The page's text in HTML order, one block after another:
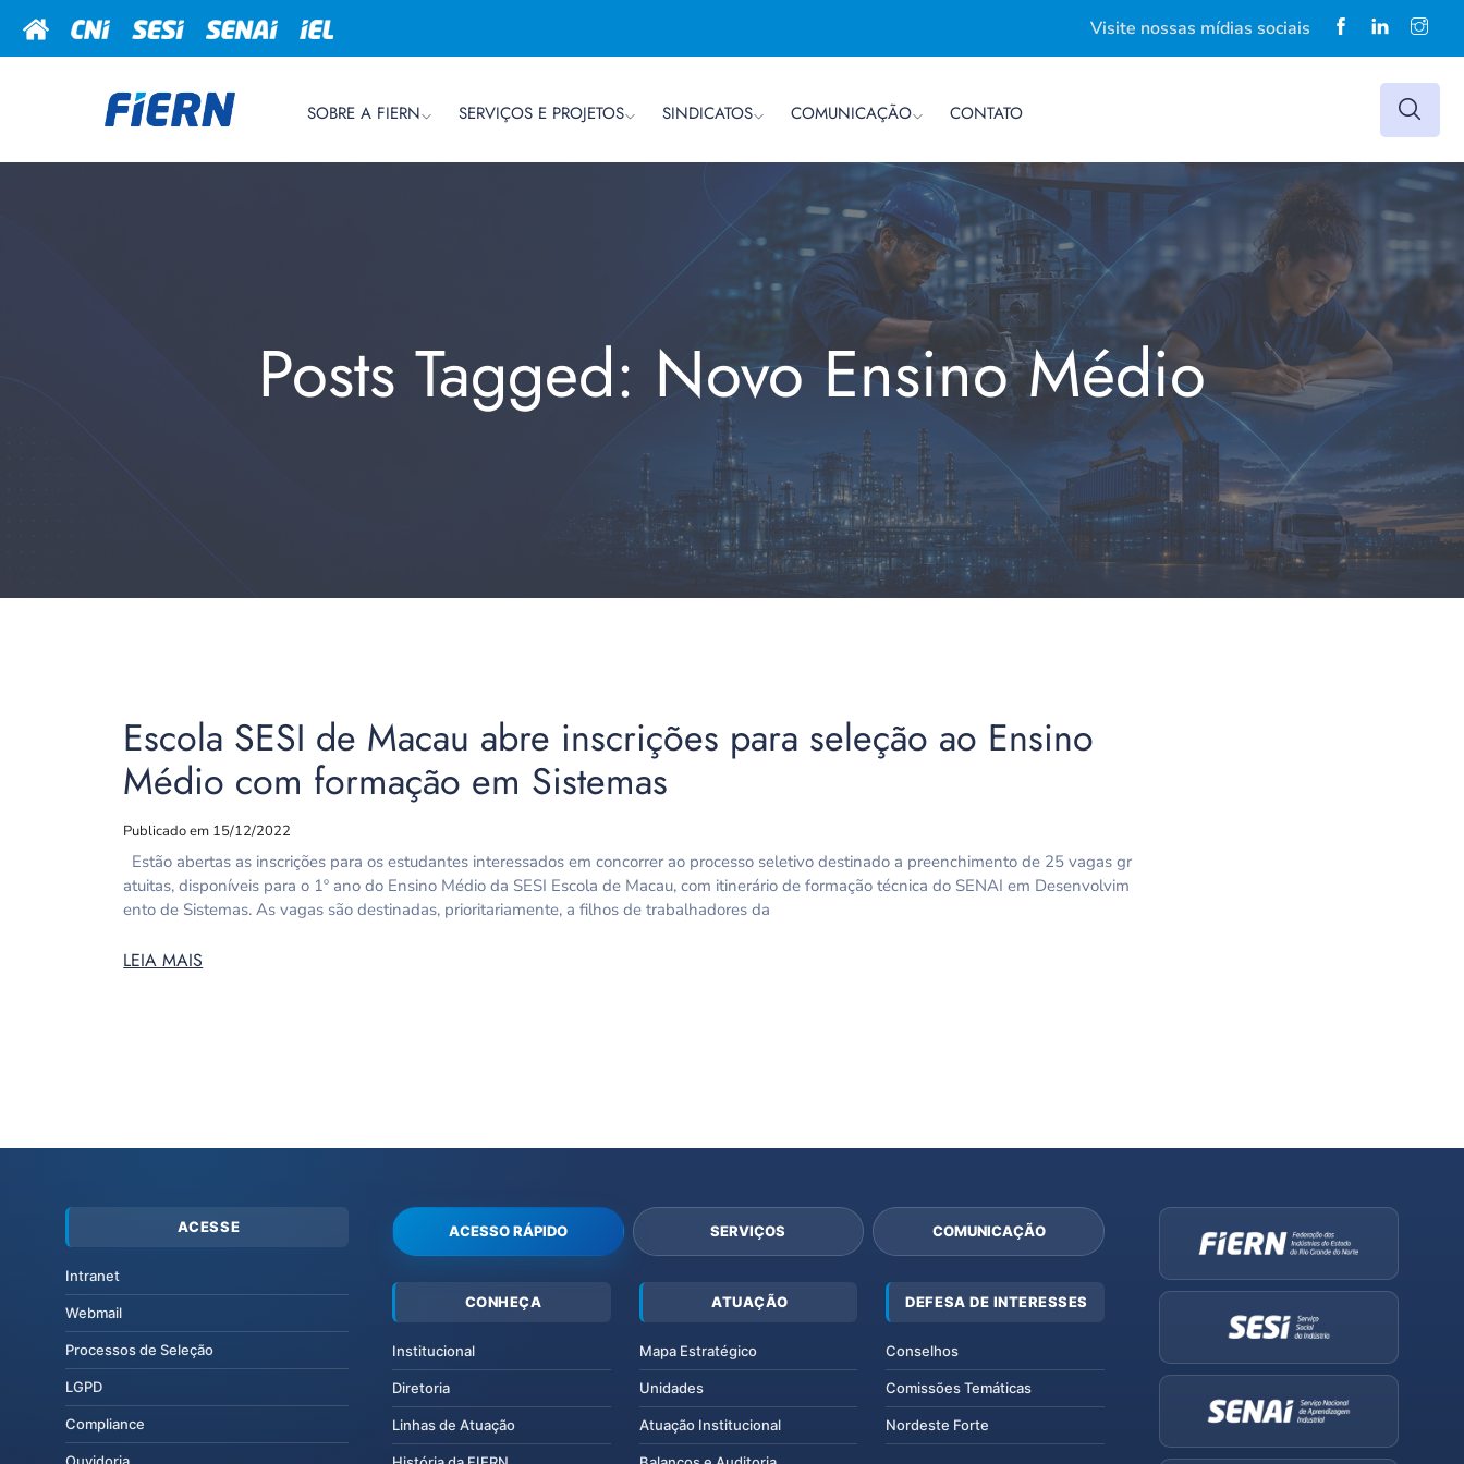
Visite nossas mídias sociais
SOBRE A FIERN SERVIÇOS E PROJETOS SINDICATOS COMUNICAÇÃO CONTATO
Posts Tagged: Novo Ensino Médio
Escola SESI de Macau abre inscrições para seleção ao Ensino
Médio com formação em Sistemas
Publicado em 15/12/2022
Estão abertas as inscrições para os estudantes interessados em concorrer ao processo seletivo destinado a preenchimento de 25 vagas gr
atuitas, disponíveis para o 1º ano do Ensino Médio da SESI Escola de Macau, com itinerário de formação técnica do SENAI em Desenvolvim
ento de Sistemas. As vagas são destinadas, prioritariamente, a filhos de trabalhadores da
LEIA MAIS
ACESSE
Intranet
Webmail
Processos de Seleção
LGPD
Compliance
Ouvidoria
ACESSO RÁPIDO SERVIÇOS COMUNICAÇÃO
CONHEÇA
Institucional
Diretoria
Linhas de Atuação
ATUAÇÃO
Mapa Estratégico
Unidades
Atuação Institucional
DEFESA DE INTERESSES
Conselhos
Comissões Temáticas
Nordeste Forte